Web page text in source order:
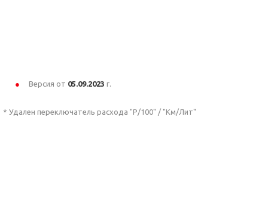
Версия от 05.09.2023 г.
* Удален переключатель расхода "Р/100" / "Км/Лит"